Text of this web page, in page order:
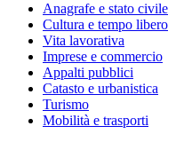
Anagrafe e stato civile
Cultura e tempo libero
Vita lavorativa
Imprese e commercio
Appalti pubblici
Catasto e urbanistica
Turismo
Mobilità e trasporti